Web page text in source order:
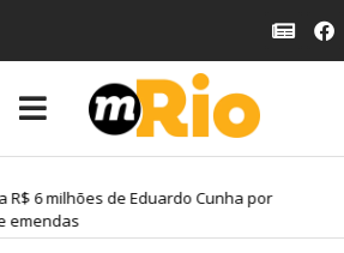
R$ 6 milhões de Eduardo Cunha por
emendas